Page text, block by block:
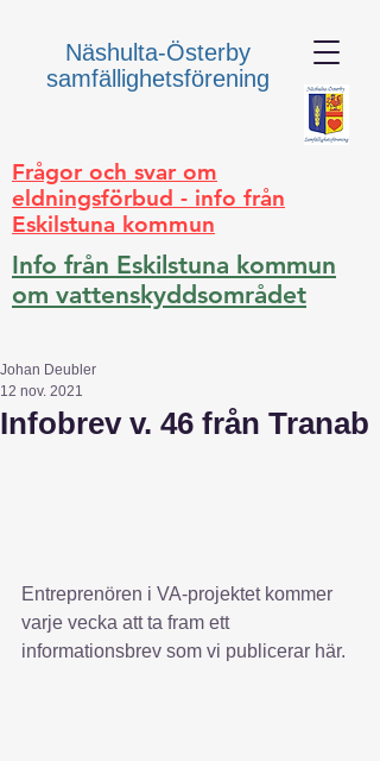
Näshulta-Österby
samfällighetsförening
Info från Eskilstuna kommun
om vattenskyddsområdet
Frågor och svar om
eldningsförbud - info från
Eskilstuna kommun
Infobrev v. 46 från Tranab
Johan Deubler
12 nov. 2021
Entreprenören i VA-projektet kommer
varje vecka att ta fram ett
informationsbrev som vi publicerar här.